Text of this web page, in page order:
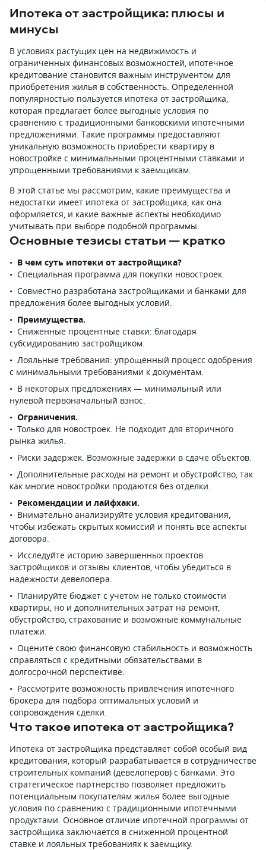
Ипотека от застройщика: плюсы и
минусы
В условиях растущих цен на недвижимость и
ограниченных финансовых возможностей, ипотечное
кредитование становится важным инструментом для
приобретения жилья в собственность. Определенной
популярностью пользуется ипотека от застройщика,
которая предлагает более выгодные условия по
сравнению с традиционными банковскими ипотечными
предложениями. Такие программы предоставляют
уникальную возможность приобрести квартиру в
новостройке с минимальными процентными ставками и
упрощенными требованиями к заемщикам.
В этой статье мы рассмотрим, какие преимущества и
недостатки имеет ипотека от застройщика, как она
оформляется, и какие важные аспекты необходимо
учитывать при выборе подобной программы.
Основные тезисы статьи — кратко
В чем суть ипотеки от застройщика?
Специальная программа для покупки новостроек.
Совместно разработана застройщиками и банками для
предложения более выгодных условий.
Преимущества.
Сниженные процентные ставки: благодаря
субсидированию застройщиком.
Лояльные требования: упрощенный процесс одобрения
с минимальными требованиями к документам.
В некоторых предложениях — минимальный или
нулевой первоначальный взнос.
Ограничения.
Только для новостроек. Не подходит для вторичного
рынка жилья.
Риски задержек. Возможные задержки в сдаче объектов.
Дополнительные расходы на ремонт и обустройство, так
как многие новостройки продаются без отделки.
Рекомендации и лайфхаки.
Внимательно анализируйте условия кредитования,
чтобы избежать скрытых комиссий и понять все аспекты
договора.
Исследуйте историю завершенных проектов
застройщиков и отзывы клиентов, чтобы убедиться в
надежности девелопера.
Планируйте бюджет с учетом не только стоимости
квартиры, но и дополнительных затрат на ремонт,
обустройство, страхование и возможные коммунальные
платежи.
Оцените свою финансовую стабильность и возможность
справляться с кредитными обязательствами в
долгосрочной перспективе.
Рассмотрите возможность привлечения ипотечного
брокера для подбора оптимальных условий и
сопровождения сделки.
Что такое ипотека от застройщика?
Ипотека от застройщика представляет собой особый вид
кредитования, который разрабатывается в сотрудничестве
строительных компаний (девелоперов) с банками. Это
стратегическое партнерство позволяет предложить
потенциальным покупателям жилья более выгодные
условия по сравнению с традиционными ипотечными
продуктами. Основное отличие ипотечной программы от
застройщика заключается в сниженной процентной
ставке и лояльных требованиях к заемщику.